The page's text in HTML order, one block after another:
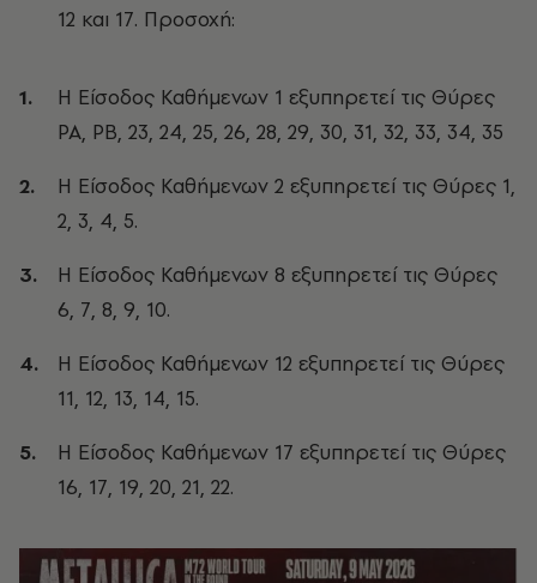
12 και 17. Προσοχή:
Η Είσοδος Καθήμενων 1 εξυπηρετεί τις Θύρες
PA, PB, 23, 24, 25, 26, 28, 29, 30, 31, 32, 33, 34, 35
Η Είσοδος Καθήμενων 2 εξυπηρετεί τις Θύρες 1,
2, 3, 4, 5.
Η Είσοδος Καθήμενων 8 εξυπηρετεί τις Θύρες
6, 7, 8, 9, 10.
H Είσοδος Καθήμενων 12 εξυπηρετεί τις Θύρες
11, 12, 13, 14, 15.
H Είσοδος Καθήμενων 17 εξυπηρετεί τις Θύρες
16, 17, 19, 20, 21, 22.